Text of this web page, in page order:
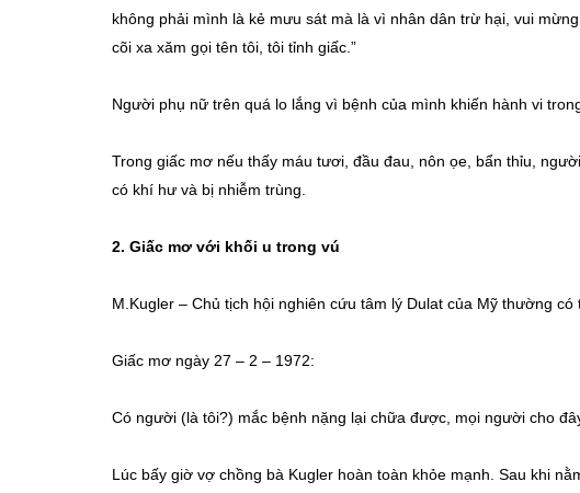
không phải mình là kẻ mưu sát mà là vì nhân dân trừ hại, vui
cõi xa xăm gọi tên tôi, tôi tỉnh giấc.”
Người phụ nữ trên quá lo lắng vì bệnh của mình khiến hành vi
Trong giấc mơ nếu thấy máu tươi, đầu đau, nôn ọe, bẩn thỉu,
có khí hư và bị nhiễm trùng.
2. Giấc mơ với khối u trong vú
M.Kugler – Chủ tịch hội nghiên cứu tâm lý Dulat của Mỹ thường có
Giấc mơ ngày 27 – 2 – 1972:
Có người (là tôi?) mắc bệnh nặng lại chữa được, mọi người cho
Lúc bấy giờ vợ chồng bà Kugler hoàn toàn khỏe mạnh. Sau khi